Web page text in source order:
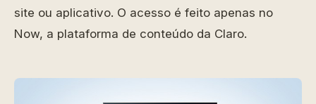
site ou aplicativo. O acesso é feito apenas no
Now, a plataforma de conteúdo da Claro.